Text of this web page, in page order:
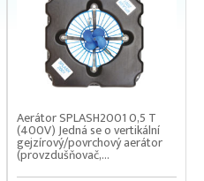
Aerátor SPLASH2001 0,5 T
(400V) Jedná se o vertikální
gejzírový/povrchový aerátor
(provzdušňovač,...